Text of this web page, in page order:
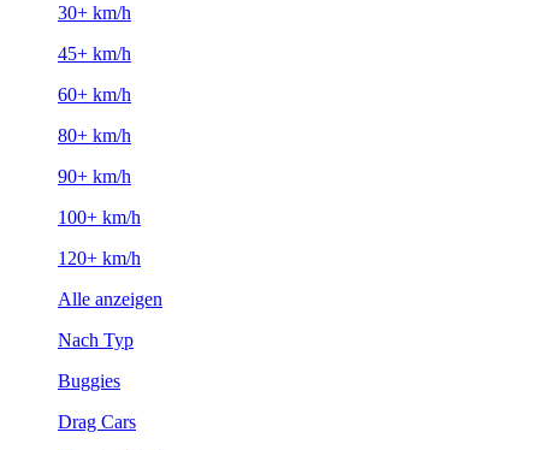
30+ km/h
45+ km/h
60+ km/h
80+ km/h
90+ km/h
100+ km/h
120+ km/h
Alle anzeigen
Nach Typ
Buggies
Drag Cars